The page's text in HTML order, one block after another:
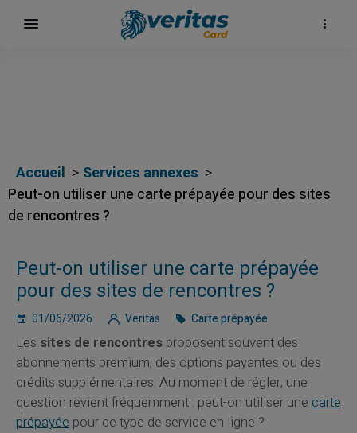
Accueil
Services annexes
Peut-on utiliser une carte prépayée pour des sites
de rencontres ?
Peut-on utiliser une carte prépayée
pour des sites de rencontres ?
01/06/2026 Veritas Carte prépayée
Les sites de rencontresproposent souvent des
abonnements premium, des options payantes ou des
crédits supplémentaires. Au moment de régler, une
question revient fréquemment : peut-on utiliser unecarte
prépayéepour ce type de service en ligne ?